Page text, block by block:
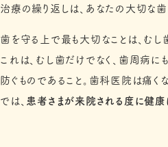
治療の繰り返しは、あなたの大切な歯
歯を守る上で最も大切なことは、むし
これは、むし歯だけでなく、歯周病に
防ぐものであること。歯科医院は痛く
では、 患者さまが来院される度に健康